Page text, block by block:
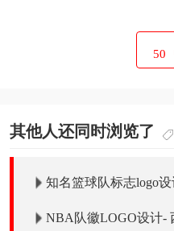
50
其他人还同时浏览了
知名篮球队标志logo
NBA队徽LOGO设计-